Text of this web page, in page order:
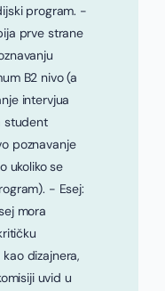
program. -
prve strane
B2 nivo (a
intervjua
student
poznavanje
ukoliko se
- Esej:
mora
dizajnera,
uvid u